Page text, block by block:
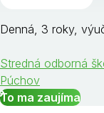
Denná, 3 roky,
Stredná odborná
Púchov
To ma zaujíma